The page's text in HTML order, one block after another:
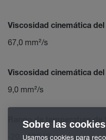
Viscosidad cinemática del
67,0 mm²/s
Viscosidad cinemática del
9,0 mm²/s
Rango de temperatura de
-20 – 120 °C
Sobre las
Usamos cookies para